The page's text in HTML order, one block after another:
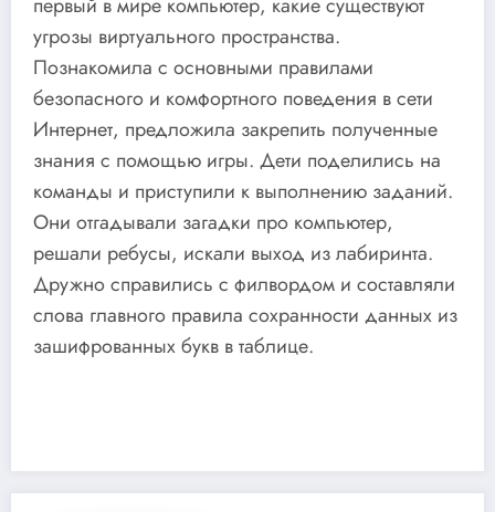
угрозы виртуального пространства.
Познакомила с основными правилами
безопасного и комфортного поведения в сети
Интернет, предложила закрепить полученные
знания с помощью игры. Дети поделились на
команды и приступили к выполнению заданий.
Они отгадывали загадки про компьютер,
решали ребусы, искали выход из лабиринта.
Дружно справились с филвордом и составляли
слова главного правила сохранности данных из
зашифрованных букв в таблице.